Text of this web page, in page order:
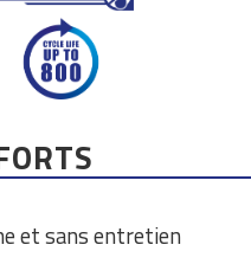
et sans entretien